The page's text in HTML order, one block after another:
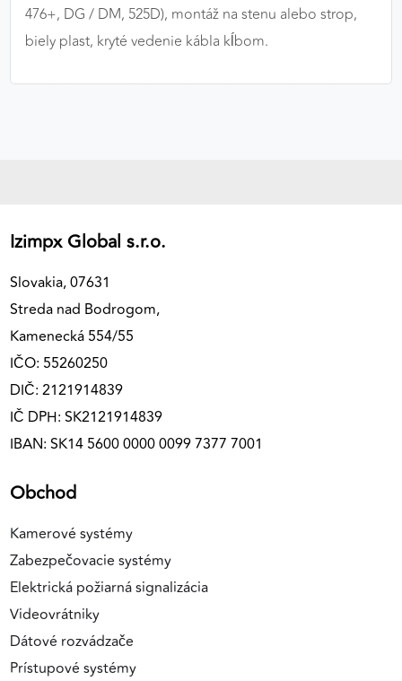
476+, DG / DM, 525D), montáž na stenu alebo strop,
biely plast, kryté vedenie kábla kĺbom.
Izimpx Global s.r.o.
Slovakia, 07631
Streda nad Bodrogom,
Kamenecká 554/55
IČO: 55260250
DIČ: 2121914839
IČ DPH: SK2121914839
IBAN: SK14 5600 0000 0099 7377 7001
Obchod
Kamerové systémy
Zabezpečovacie systémy
Elektrická požiarná signalizácia
Videovrátniky
Dátové rozvádzače
Prístupové systémy
výkon a funkčnosť našich stránok.
stránkami. Umožňujú nám a našim partnerom
našom webe aj v reklamných sieťach tretích strán.
Poskytovateľ: